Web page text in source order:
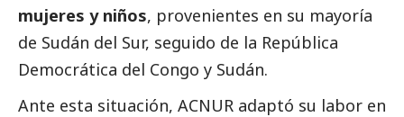
mujeres y niños, provenientes en su mayoría
de Sudán del Sur, seguido de la República
Democrática del Congo y Sudán.
Ante esta situación, ACNUR adaptó su labor en